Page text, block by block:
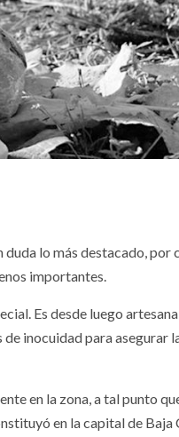
lo más destacado, por
importantes.
Es desde luego
inocuidad para asegurar
en la zona, a tal punto
en la capital de Baja